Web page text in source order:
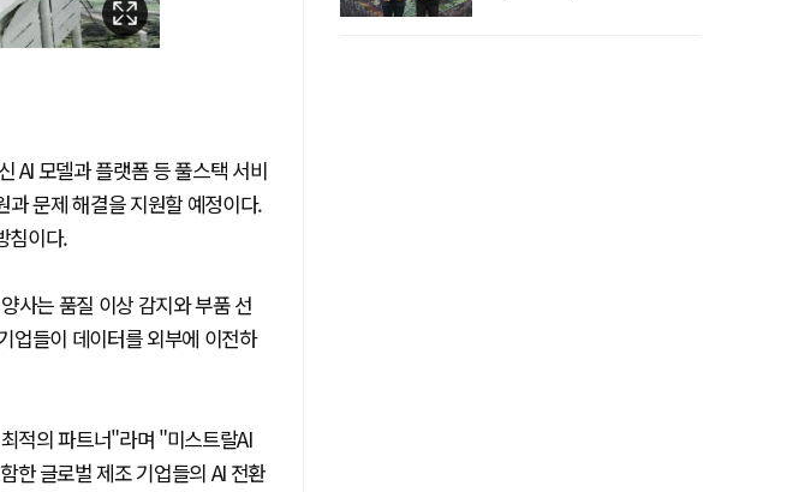
AI 모델과 플랫폼 등 풀스택 서비
과 문제 해결을 지원할 예정이다.
침이다.
사는 품질 이상 감지와 부품 선
업들이 데이터를 외부에 이전하
적의 파트너"라며 "미스트랄AI
한 글로벌 제조 기업들의 AI 전환